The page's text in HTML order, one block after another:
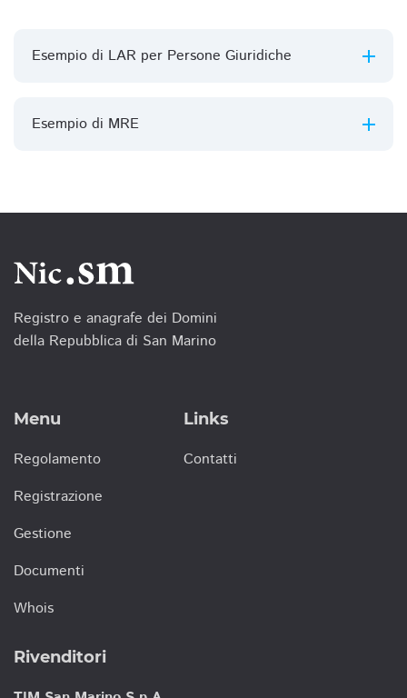
Esempio di LAR per Persone Giuridiche
Esempio di MRE
Registro e anagrafe dei Domini
della Repubblica di San Marino
Menu
Regolamento
Registrazione
Gestione
Documenti
Whois
Links
Contatti
Rivenditori